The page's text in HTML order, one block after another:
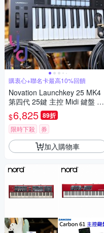
購衷心+聯名卡最高10%回饋
Novation Launchkey 25 MK4
第四代 25鍵 主控 Midi 鍵盤 贈
軟體 公司貨 保固三年
$6,825 89折
限時下殺 券
加入購物車